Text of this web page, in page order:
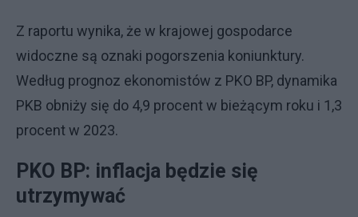
Z raportu wynika, że w krajowej gospodarce
widoczne są oznaki pogorszenia koniunktury.
Według prognoz ekonomistów z PKO BP, dynamika
PKB obniży się do 4,9 procent w bieżącym roku i 1,3
procent w 2023.
PKO BP: inflacja będzie się
utrzymywać